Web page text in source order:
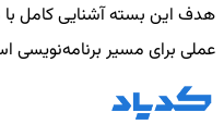
هدف این بسته آشنایی کامل با
عملی برای مسیر برنامه‌نویسی